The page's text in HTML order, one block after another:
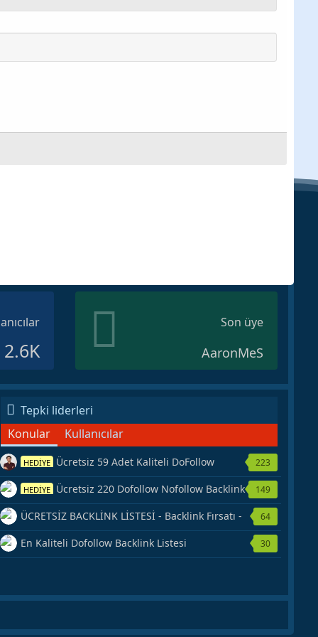
2.6K
Son üye
AaronMeS
Tepki liderleri
Konular
Kullanıcılar
HEDİYE Ücretsiz 59 Adet Kaliteli DoFollow
Backlink Kaynağı Veriyorum.
223
HEDİYE Ücretsiz 220 Dofollow Nofollow Backlink
Veriyorum
149
ÜCRETSİZ BACKLİNK LİSTESİ - Backlink Fırsatı -
Hemen Yetiş!
64
En Kaliteli Dofollow Backlink Listesi 30